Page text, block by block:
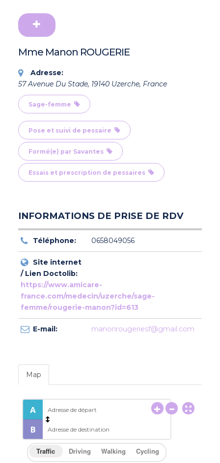
Mme Manon ROUGERIE
Adresse:
57 Avenue Du Stade, 19140 Uzerche, France
Sage-femme
Pose et suivi de pessaire
Formé(e) par Savantes
Essais et prescription de pessaires
INFORMATIONS DE PRISE DE RDV
Téléphone: 0658049056
Site internet
/ Lien Doctolib:
https://www.amicare-
france.com/medecin/uzerche/sage-
femme/rougerie-manon?id=613
E-mail: manonrougeriesf@gmail.com
Map
Traffic Driving Walking Cycling